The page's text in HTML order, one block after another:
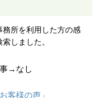
所を利用した方の感
しました。
→なし
客様の声」